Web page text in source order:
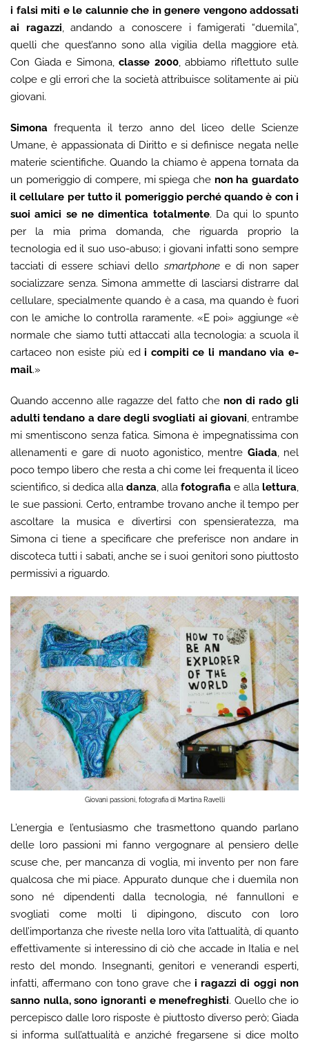
i falsi miti e le calunnie che in genere vengono addossati
ai ragazzi, andando a conoscere i famigerati “duemila”,
quelli che quest’anno sono alla vigilia della maggiore età.
Con Giada e Simona,classe 2000, abbiamo riflettuto sulle
colpe e gli errori che la società attribuisce solitamente ai più
giovani.
Simona frequenta il terzo anno del liceo delle Scienze
Umane, è appassionata di Diritto e si definisce negata nelle
materie scientifiche. Quando la chiamo è appena tornata da
un pomeriggio di compere, mi spiega che non ha guardato
il cellulare per tutto il pomeriggio perché quando è con i
suoi amici se ne dimentica totalmente. Da qui lo spunto
per la mia prima domanda, che riguarda proprio la
tecnologia ed il suo uso-abuso; i giovani infatti sono sempre
tacciati di essere schiavi dello smartphonee di non saper
socializzare senza. Simona ammette di lasciarsi distrarre dal
cellulare, specialmente quando è a casa, ma quando è fuori
con le amiche lo controlla raramente. «E poi» aggiunge «è
normale che siamo tutti attaccati alla tecnologia: a scuola il
cartaceo non esiste più ed i compiti ce li mandano via e-
mail.»
Quando accenno alle ragazze del fatto che non di rado gli
adulti tendano a dare degli svogliati ai giovani, entrambe
mi smentiscono senza fatica. Simona è impegnatissima con
allenamenti e gare di nuoto agonistico, mentre Giada, nel
poco tempo libero che resta a chi come lei frequenta il liceo
scientifico, si dedica alla danza, alla fotografia e alla lettura,
le sue passioni. Certo, entrambe trovano anche il tempo per
ascoltare la musica e divertirsi con spensieratezza, ma
Simona ci tiene a specificare che preferisce non andare in
discoteca tutti i sabati, anche se i suoi genitori sono piuttosto
permissivi a riguardo.
Giovani passioni, fotografia di Martina Ravelli
L’energia e l’entusiasmo che trasmettono quando parlano
delle loro passioni mi fanno vergognare al pensiero delle
scuse che, per mancanza di voglia, mi invento per non fare
qualcosa che mi piace. Appurato dunque che i duemila non
sono né dipendenti dalla tecnologia, né fannulloni e
svogliati come molti li dipingono, discuto con loro
dell’importanza che riveste nella loro vita l’attualità, di quanto
effettivamente si interessino di ciò che accade in Italia e nel
resto del mondo. Insegnanti, genitori e venerandi esperti,
infatti, affermano con tono grave che i ragazzi di oggi non
sanno nulla, sono ignoranti e menefreghisti. Quello che io
percepisco dalle loro risposte è piuttosto diverso però; Giada
si informa sull’attualità e anziché fregarsene si dice molto